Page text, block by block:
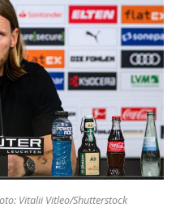
Vitalii Vitleo/Shutterstock